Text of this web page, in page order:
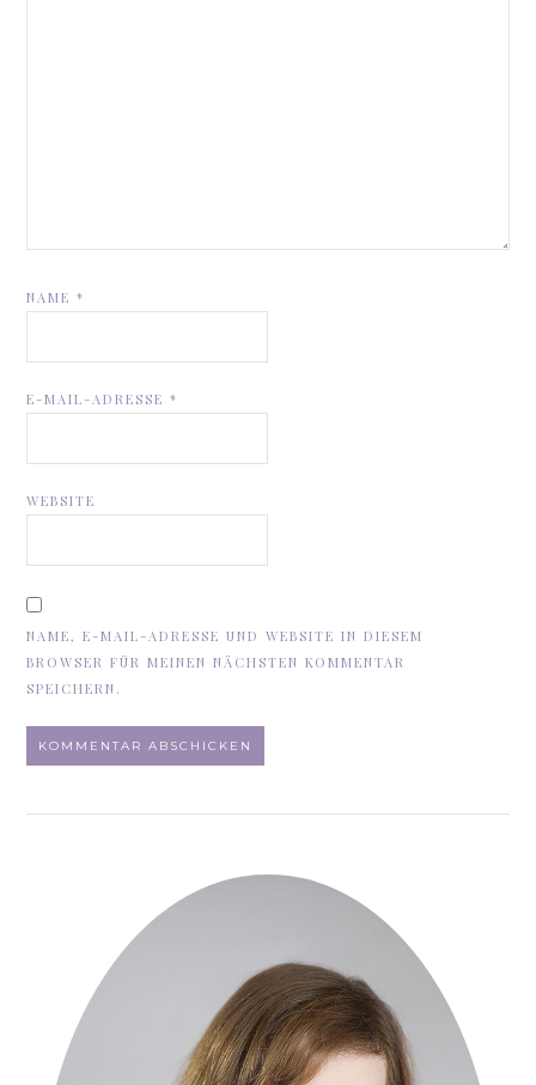
NAME*
E-MAIL-ADRESSE*
WEBSITE
NAME, E-MAIL-ADRESSE UND WEBSITE IN DIESEM
BROWSER FÜR MEINEN NÄCHSTEN KOMMENTAR
SPEICHERN.